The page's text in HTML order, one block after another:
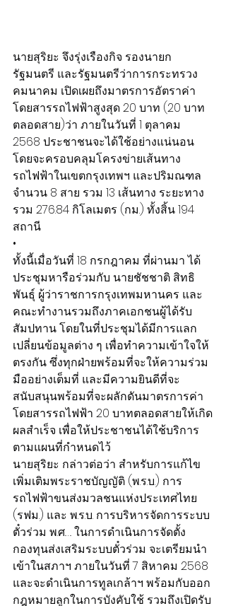
นายสุริยะ จึงรุ่งเรืองกิจ รองนายก
รัฐมนตรี และรัฐมนตรีว่าการกระทรวง
คมนาคม เปิดเผยถึงมาตรการอัตราค่า
โดยสารรถไฟฟ้าสูงสุด 20 บาท (20 บาท
ตลอดสาย)ว่า ภายในวันที่ 1 ตุลาคม
2568 ประชาชนจะได้ใช้อย่างแน่นอน
โดยจะครอบคลุมโครงข่ายเส้นทาง
รถไฟฟ้าในเขตกรุงเทพฯ และปริมณฑล
จำนวน 8 สาย รวม 13 เส้นทาง ระยะทาง
รวม 276.84 กิโลเมตร (กม.) ทั้งสิ้น 194
สถานี
•
ทั้งนี้เมื่อวันที่ 18 กรกฎาคม ที่ผ่านมา ได้
ประชุมหารือร่วมกับ นายชัชชาติ สิทธิ
พันธุ์ ผู้ว่าราชการกรุงเทพมหานคร และ
คณะทำงานรวมถึงภาคเอกชนผู้ได้รับ
สัมปทาน โดยในที่ประชุมได้มีการแลก
เปลี่ยนข้อมูลต่าง ๆ เพื่อทำความเข้าใจให้
ตรงกัน ซึ่งทุกฝ่ายพร้อมที่จะให้ความร่วม
มืออย่างเต็มที่ และมีความยินดีที่จะ
สนับสนุนพร้อมที่จะผลักดันมาตรการค่า
โดยสารรถไฟฟ้า 20 บาทตลอดสายให้เกิด
ผลสำเร็จ เพื่อให้ประชาชนได้ใช้บริการ
ตามแผนที่กำหนดไว้
นายสุริยะ กล่าวต่อว่า สำหรับการแก้ไข
เพิ่มเติมพระราชบัญญัติ (พ.ร.บ.) การ
รถไฟฟ้าขนส่งมวลชนแห่งประเทศไทย
(รฟม.) และ พ.ร.บ. การบริหารจัดการระบบ
ตั๋วร่วม พ.ศ.…. ในการดำเนินการจัดตั้ง
กองทุนส่งเสริมระบบตั๋วร่วม จะเตรียมนำ
เข้าในสภาฯ ภายในวันที่ 7 สิหาคม 2568
และจะดำเนินการทูลเกล้าฯ พร้อมกับออก
กฎหมายลูกในการบังคับใช้ รวมถึงเปิดรับ